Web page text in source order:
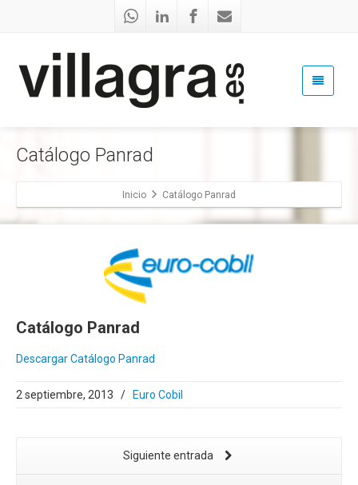
Catálogo Panrad
Inicio Catálogo Panrad
Catálogo Panrad
Descargar Catálogo Panrad
2 septiembre, 2013 / Euro Cobil
Siguiente entrada